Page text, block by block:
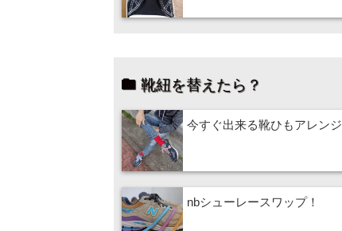
靴紐を替えたら？
今すぐ出来る靴ひもアレンジ
nbシューレースワップ！